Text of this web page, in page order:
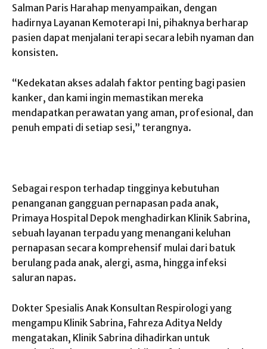
Salman Paris Harahap menyampaikan, dengan
hadirnya Layanan Kemoterapi Ini, pihaknya berharap
pasien dapat menjalani terapi secara lebih nyaman dan
konsisten.
“Kedekatan akses adalah faktor penting bagi pasien
kanker, dan kami ingin memastikan mereka
mendapatkan perawatan yang aman, profesional, dan
penuh empati di setiap sesi,” terangnya.
Sebagai respon terhadap tingginya kebutuhan
penanganan gangguan pernapasan pada anak,
Primaya Hospital Depok menghadirkan Klinik Sabrina,
sebuah layanan terpadu yang menangani keluhan
pernapasan secara komprehensif mulai dari batuk
berulang pada anak, alergi, asma, hingga infeksi
saluran napas.
Dokter Spesialis Anak Konsultan Respirologi yang
mengampu Klinik Sabrina, Fahreza Aditya Neldy
mengatakan, Klinik Sabrina dihadirkan untuk